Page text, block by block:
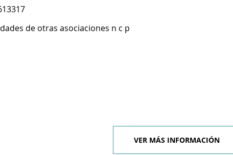
de otras asociaciones n c p
VER MÁS INFORMACIÓN